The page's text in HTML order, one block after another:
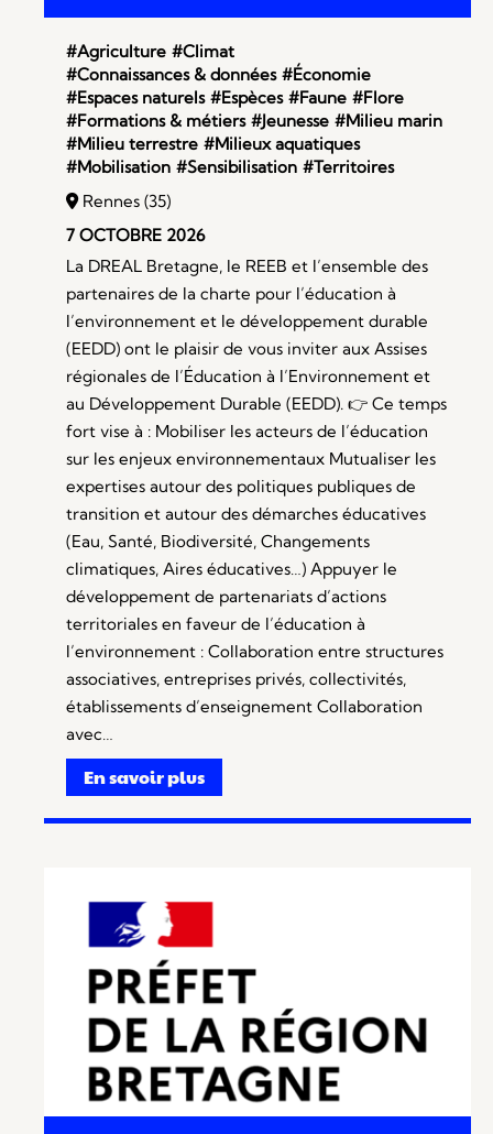
#Agriculture #Climat
#Connaissances & données #Économie
#Espaces naturels #Espèces #Faune #Flore
#Formations & métiers #Jeunesse #Milieu marin
#Milieu terrestre #Milieux aquatiques
#Mobilisation #Sensibilisation #Territoires
Rennes (35)
7 OCTOBRE 2026
La DREAL Bretagne, le REEB et l’ensemble des
partenaires de la charte pour l’éducation à
l’environnement et le développement durable
(EEDD) ont le plaisir de vous inviter aux Assises
régionales de l’Éducation à l’Environnement et
au Développement Durable (EEDD). 👉 Ce temps
fort vise à : Mobiliser les acteurs de l’éducation
sur les enjeux environnementaux Mutualiser les
expertises autour des politiques publiques de
transition et autour des démarches éducatives
(Eau, Santé, Biodiversité, Changements
climatiques, Aires éducatives…) Appuyer le
développement de partenariats d’actions
territoriales en faveur de l’éducation à
l’environnement : Collaboration entre structures
associatives, entreprises privés, collectivités,
établissements d’enseignement Collaboration
avec…
En savoir plus